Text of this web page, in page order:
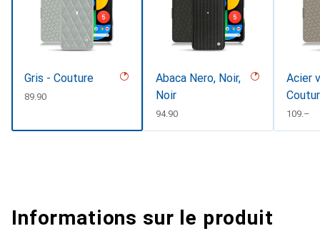
Gris - Couture
CHF
89.90
Abaca Nero, Noir,
Noir
CHF
94.90
Acier
CHF
109.–
Informations sur le produit